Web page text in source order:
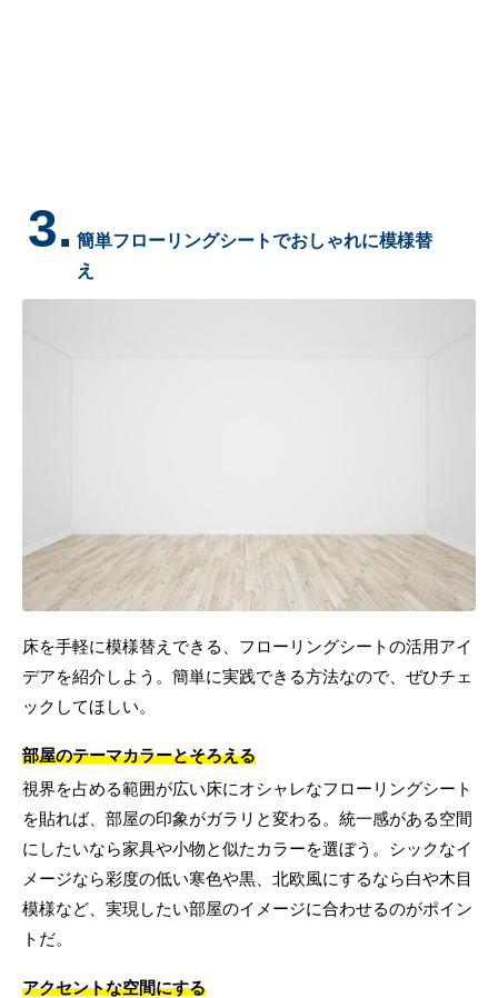
3. 簡単フローリングシートでおしゃれに模様替
え
床を手軽に模様替えできる、フローリングシートの活用アイ
デアを紹介しよう。簡単に実践できる方法なので、ぜひチェ
ックしてほしい。
部屋のテーマカラーとそろえる
視界を占める範囲が広い床にオシャレなフローリングシート
を貼れば、部屋の印象がガラリと変わる。統一感がある空間
にしたいなら家具や小物と似たカラーを選ぼう。シックなイ
メージなら彩度の低い寒色や黒、北欧風にするなら白や木目
模様など、実現したい部屋のイメージに合わせるのがポイン
トだ。
アクセントな空間にする